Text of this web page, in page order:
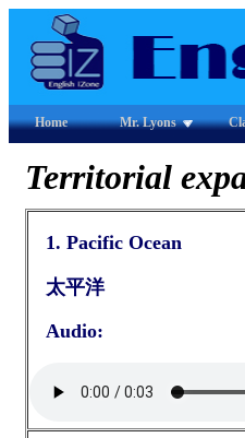
Home Mr. Lyons
Territorial
1. Pacific Ocean
太平洋
Audio: